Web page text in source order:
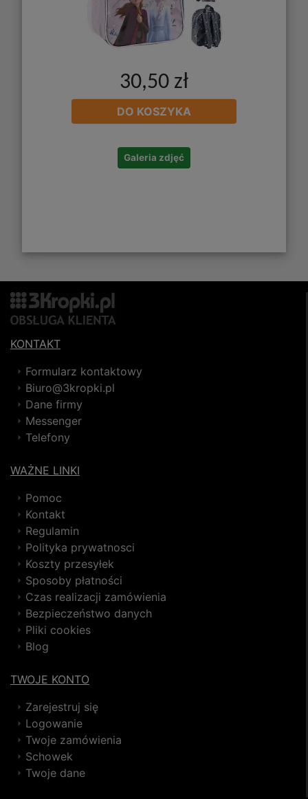
30,50 zł
DO KOSZYKA
Galeria zdjęć
KONTAKT
Formularz kontaktowy
Biuro@3kropki.pl
Dane firmy
Messenger
Telefony
WAŻNE LINKI
Pomoc
Kontakt
Regulamin
Polityka prywatnosci
Koszty przesyłek
Sposoby płatności
Czas realizacji zamówienia
Bezpieczeństwo danych
Pliki cookies
Blog
TWOJE KONTO
Zarejestruj się
Logowanie
Twoje zamówienia
Schowek
Twoje dane